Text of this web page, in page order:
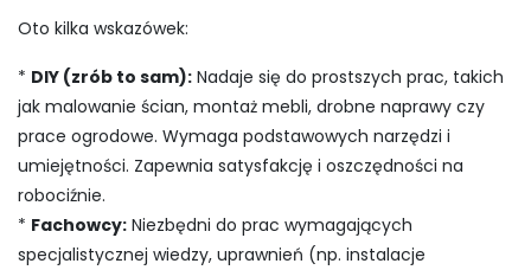
Oto kilka wskazówek:
* DIY (zrób to sam): Nadaje się do prostszych prac, takich
jak malowanie ścian, montaż mebli, drobne naprawy czy
prace ogrodowe. Wymaga podstawowych narzędzi i
umiejętności. Zapewnia satysfakcję i oszczędności na
robociźnie.
* Fachowcy: Niezbędni do prac wymagających
specjalistycznej wiedzy, uprawnień (np. instalacje